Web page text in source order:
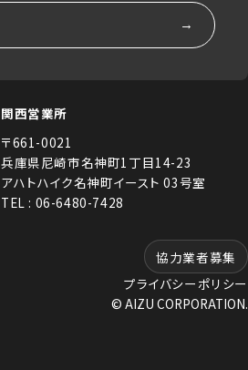
関西営業所
〒661-0021
兵庫県尼崎市名神町1丁目14-23
アハトハイク名神町イースト 03号室
TEL : 06-6480-7428
協力業者募集
プライバシーポリシー
© AIZU CORPORATION.